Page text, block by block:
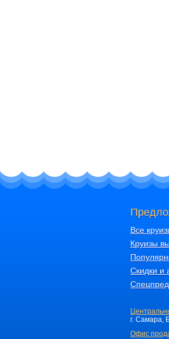
Все
Круизы
Скидки и
г. Самара,
Офис